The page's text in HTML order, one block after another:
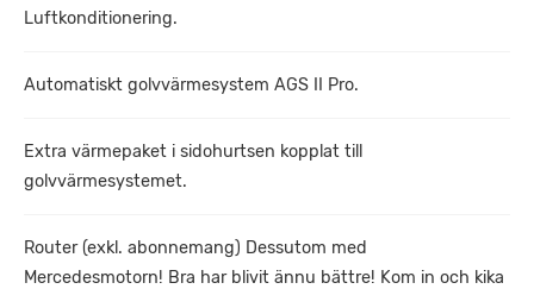
Luftkonditionering.
Automatiskt golvvärmesystem AGS II Pro.
Extra värmepaket i sidohurtsen kopplat till
golvvärmesystemet.
Router (exkl. abonnemang) Dessutom med
Mercedesmotorn! Bra har blivit ännu bättre! Kom in och kika